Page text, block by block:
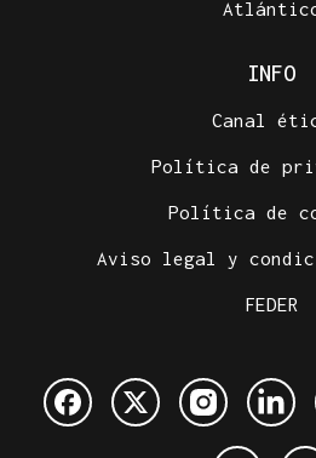
INFO
Canal
Política de
Política de
Aviso legal y
FEDER